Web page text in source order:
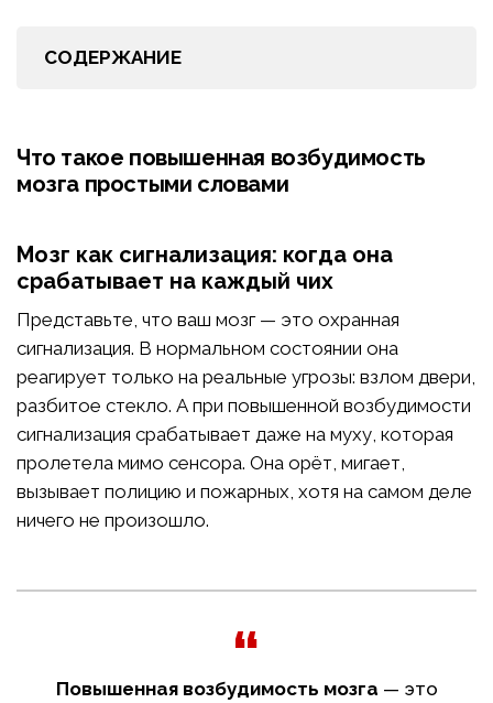
СОДЕРЖАНИЕ
Что такое повышенная возбудимость
мозга простыми словами
Мозг как сигнализация: когда она
срабатывает на каждый чих
Представьте, что ваш мозг — это охранная
сигнализация. В нормальном состоянии она
реагирует только на реальные угрозы: взлом двери,
разбитое стекло. А при повышенной возбудимости
сигнализация срабатывает даже на муху, которая
пролетела мимо сенсора. Она орёт, мигает,
вызывает полицию и пожарных, хотя на самом деле
ничего не произошло.
Повышенная возбудимость мозга — это